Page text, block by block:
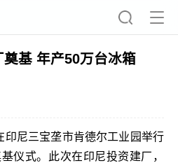
基 年产50万台冰箱
印尼三宝垄市肯德尔工业园举行
仪式。此次在印尼投资建厂，